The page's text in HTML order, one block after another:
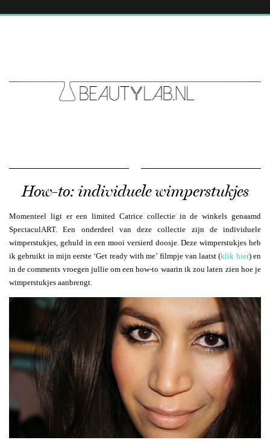
How-to: individuele wimperstukjes
Momenteel ligt er een limited Catrice collectie in de winkels genaamd
SpectaculART. Een onderdeel van deze collectie zijn de individuele
wimperstukjes, gehuld in een mooi versierd doosje. Deze wimperstukjes heb
ik gebruikt in mijn eerste ‘Get ready with me’ filmpje van laatst (klik hier) en
in de comments vroegen jullie om een how-to waarin ik zou laten zien hoe je
wimperstukjes aanbrengt.